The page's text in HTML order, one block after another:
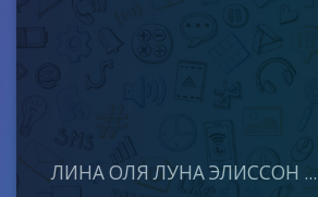
ЛИНА ОЛЯ ЛУНА ЭЛИССОН ...